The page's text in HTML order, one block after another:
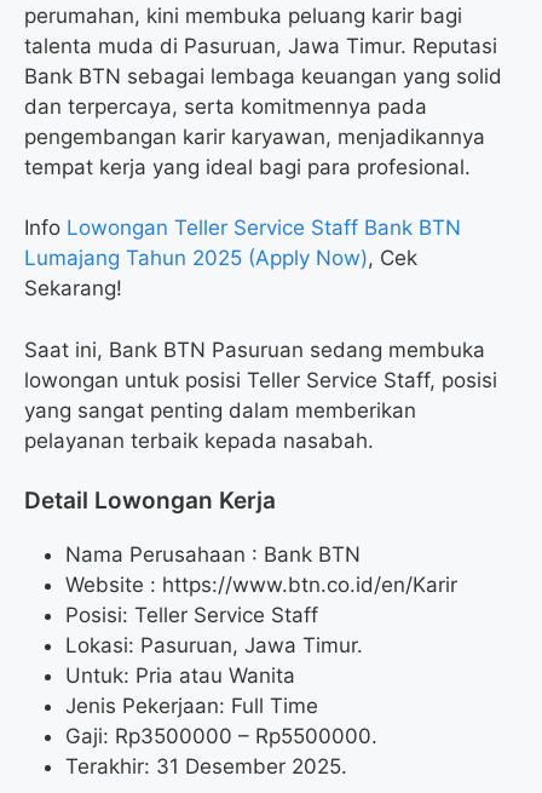
perumahan, kini membuka peluang karir bagi
talenta muda di Pasuruan, Jawa Timur. Reputasi
Bank BTN sebagai lembaga keuangan yang solid
dan terpercaya, serta komitmennya pada
pengembangan karir karyawan, menjadikannya
tempat kerja yang ideal bagi para profesional.
Info Lowongan Teller Service Staff Bank BTN
Lumajang Tahun 2025 (Apply Now), Cek
Sekarang!
Saat ini, Bank BTN Pasuruan sedang membuka
lowongan untuk posisi Teller Service Staff, posisi
yang sangat penting dalam memberikan
pelayanan terbaik kepada nasabah.
Detail Lowongan Kerja
Nama Perusahaan : Bank BTN
Website : https://www.btn.co.id/en/Karir
Posisi: Teller Service Staff
Lokasi: Pasuruan, Jawa Timur.
Untuk: Pria atau Wanita
Jenis Pekerjaan: Full Time
Gaji: Rp3500000 – Rp5500000.
Terakhir: 31 Desember 2025.